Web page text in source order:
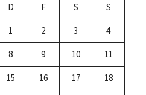
D F S
S
1
2 3
4
8 9 10
11
15 16 17
18